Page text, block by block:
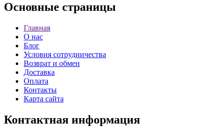
Основные страницы
Главная
О нас
Блог
Условия сотрудничества
Возврат и обмен
Доставка
Оплата
Контакты
Карта сайта
Контактная информация